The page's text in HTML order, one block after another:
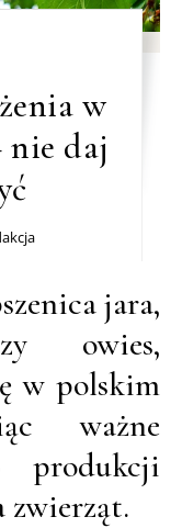
w
nie daj
jara,
owies,
w polskim
ważne
produkcji
zwierząt.